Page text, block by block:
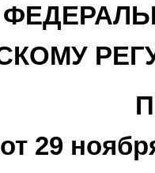
от 29